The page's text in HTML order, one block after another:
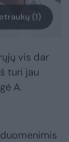
(1)
vis dar
turi jau
A.